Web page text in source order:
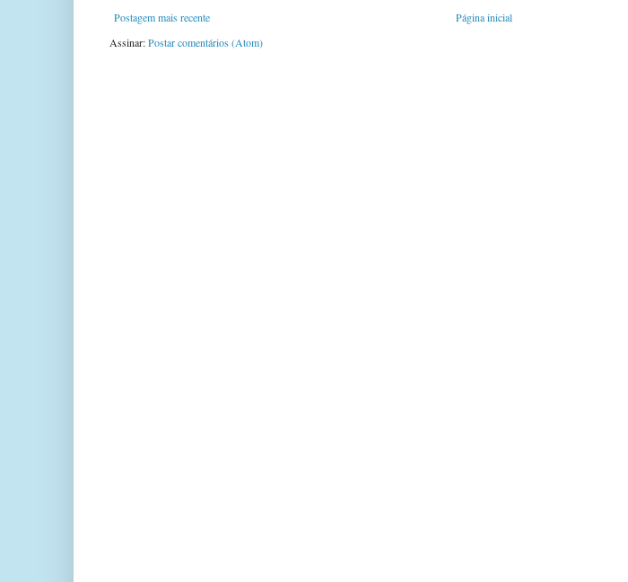
Postagem mais recente
Página inicial
Assinar:Postar comentários (Atom)